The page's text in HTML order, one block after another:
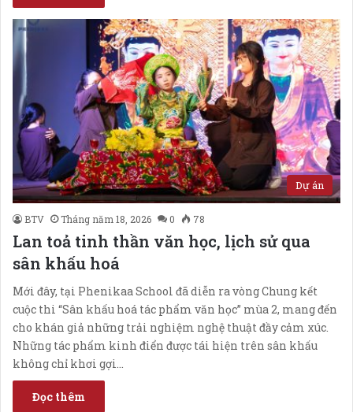
Dự án
BTV Tháng năm 18, 2026 0 78
Lan toả tinh thần văn học, lịch sử qua
sân khấu hoá
Mới đây, tại Phenikaa School đã diễn ra vòng Chung kết
cuộc thi “Sân khấu hoá tác phẩm văn học” mùa 2, mang đến
cho khán giả những trải nghiệm nghệ thuật đầy cảm xúc.
Những tác phẩm kinh điển được tái hiện trên sân khấu
không chỉ khơi gợi…
Đọc thêm